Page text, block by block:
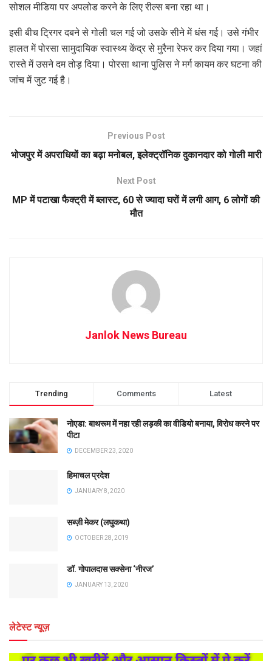
सोशल मीडिया पर अपलोड करने के लिए रील्स बना रहा था।
इसी बीच ट्रिगर दबने से गोली चल गई जो उसके सीने में धंस गई। उसे गंभीर
हालत में पोरसा सामुदायिक स्वास्थ्य केंद्र से मुरैना रेफर कर दिया गया। जहां
रास्ते में उसने दम तोड़ दिया। पोरसा थाना पुलिस ने मर्ग कायम कर घटना की
जांच में जुट गई है।
Previous Post
भोजपुर में अपराधियों का बढ़ा मनोबल, इलेक्ट्रॉनिक दुकानदार को गोली मारी
Next Post
MP में पटाखा फैक्ट्री में ब्लास्ट, 60 से ज्यादा घरों में लगी आग, 6 लोगों की
मौत
Janlok News Bureau
Trending Comments Latest
नोएडा: बाथरूम में नहा रही लड़की का वीडियो बनाया, विरोध करने पर
पीटा
DECEMBER 23, 2020
हिमाचल प्रदेश
JANUARY 8, 2020
सब्ज़ी मेकर (लघुकथा)
OCTOBER 28, 2019
डॉ. गोपालदास सक्सेना ‘नीरज’
JANUARY 13, 2020
लेटेस्ट न्यूज़